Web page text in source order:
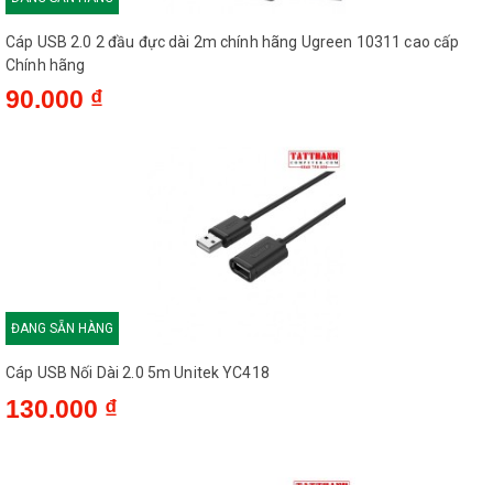
Đặc điểm nổi bật
- Kết nối USB type A to USB type B: Dây cáp này chuyển đổi từ
các thiết bị như máy in và máy scan.
- Cục chống nhiễu: Đầu USB type A có cục chống nhiễu giúp
giảm thiểu nhiễu điện từ, đảm bảo tín hiệu truyền tải ổn định và
- Hai đầu mạ crom: Cả hai đầu cáp đều được mạ crom, giúp tiếp
xúc tốt hơn, chống han rỉ và đảm bảo tuổi thọ lâu dài, ngay cả
- Chất liệu bền bỉ: Vỏ cáp được bọc bởi nhựa PVC màu đen,
mang lại sự mềm mại và độ bền cao. Thiết kế hai đầu đúc giúp
Cáp USB 2.0 2 đầu đực dài 2m chính hãng Ugreen 10311 cao cấp
Chính hãng
90.000 ₫
ĐANG SẴN HÀNG
Cáp USB Nối Dài 2.0 5m Unitek YC418
130.000 ₫